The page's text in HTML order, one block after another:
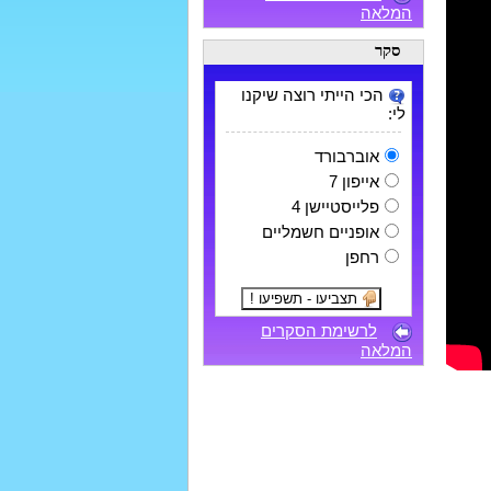
המלאה
סקר
הכי הייתי רוצה שיקנו
לי:
אוברבורד
אייפון 7
פלייסטיישן 4
אופניים חשמליים
רחפן
לרשימת הסקרים
המלאה